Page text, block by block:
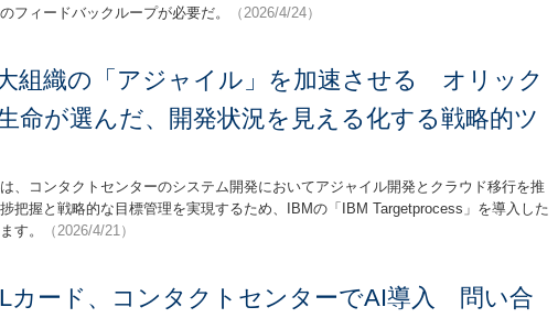
フィードバックループが必要だ。
（2026/4/24）
組織の「アジャイル」を加速させる オリック
命が選んだ、開発状況を見える化する戦略的ツ
、コンタクトセンターのシステム開発においてアジャイル開発とクラウド移行を推
把握と戦略的な目標管理を実現するため、IBMの「IBM Targetprocess」を導入した
す。
（2026/4/21）
カード、コンタクトセンターでAI導入 問い合